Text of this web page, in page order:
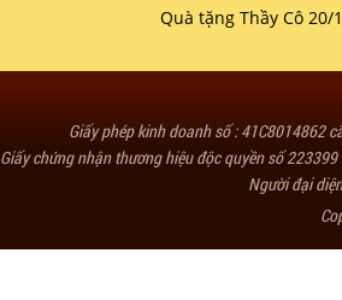
Quà tặng Thầy Cô 20/
Giấy phép kinh doanh số : 41C8014862
Giấy chứng nhận thương hiệu độc quyền số
Người đại